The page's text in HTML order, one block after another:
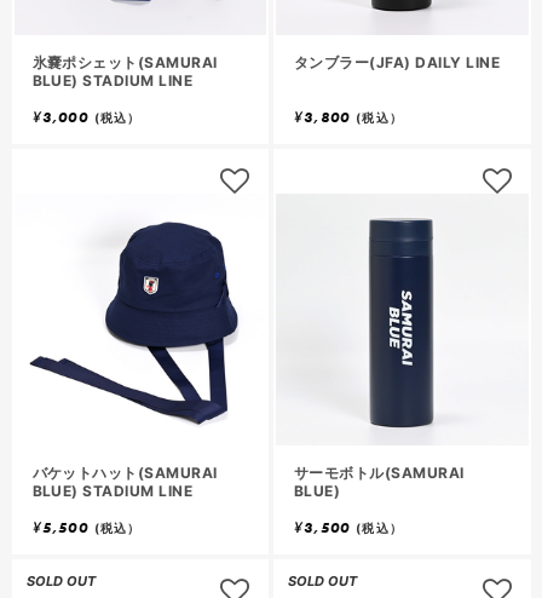
氷嚢ポシェット(SAMURAI
BLUE) STADIUM LINE
¥3,000 (税込）
タンブラー(JFA) DAILY LINE
¥3,800 (税込）
バケットハット(SAMURAI
BLUE) STADIUM LINE
¥5,500 (税込）
サーモボトル(SAMURAI
BLUE)
¥3,500 (税込）
SOLD OUT SOLD OUT